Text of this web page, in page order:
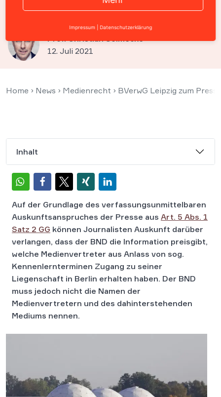
Kennenlerntermine geben
Prof. Christian Solmecke
12. Juli 2021
Home › News › Medienrecht › BVerwG Leipzig zum
Inhalt
Auf der Grundlage des verfassungsunmittelbaren
Auskunftsanspruches der Presse aus Art. 5 Abs. 1
Satz 2 GG können Journalisten Auskunft darüber
verlangen, dass der BND die Information preisgibt,
welche Medienvertreter aus Anlass von sog.
Kennenlernterminen Zugang zu seiner
Liegenschaft in Berlin erhalten haben. Der BND
muss jedoch nicht die Namen der
Medienvertretern und des dahinterstehenden
Mediums nennen.
Impressum Datenschutzerklärung